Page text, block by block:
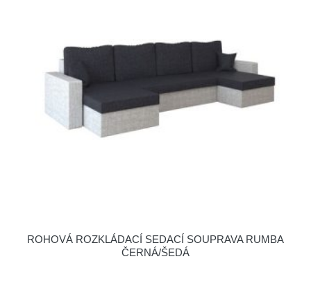
ROHOVÁ ROZKLÁDACÍ SEDACÍ SOUPRAVA RUMBA
ČERNÁ/ŠEDÁ